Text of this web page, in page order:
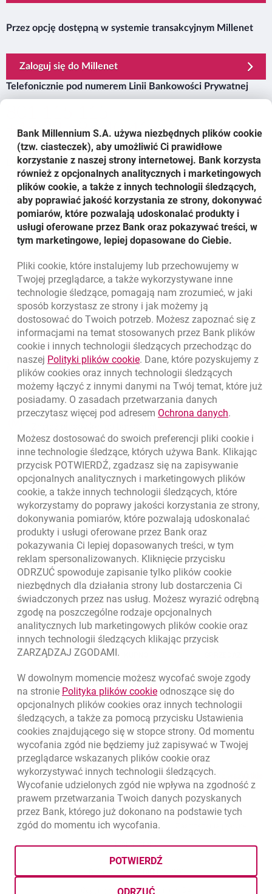
Przez opcję dostępną w systemie transakcyjnym Millenet
template.externalLink.desc
Zaloguj się do Millenet
Telefonicznie pod numerem Linii Bankowości Prywatnej
+48 22 598 40 41
Listownie na adres siedziby Banku
Bank Millennium SA
Wydział Relacji z Klientami
ul. Stanisława Żaryna 2A
02-593 Warszawa
template.externalLink.desc
Składanie i obsługa reklamacji w Banku Millennium S.A.
- informacje praktyczne
Nawigacja dolna
Zadzwoń do nas
801 115 115
+48 22 598 40 41 Migam
template.externalLink.desc
Napisz do nas
template.externalLink.desc
Oceń nas
Skontaktuj się ze Specjalistą
O banku
Kursy wymiany walut
Kursy wymiany walut, 7.08.2026, 12:53:25
WALUTA
EUR 4.1346 4.4568
USD 3.5711 3.8493
CHF 4.4312 4.7764
GBP 4.822 5.1978
7.08.2026, 12:53:25 Zobacz wszystkie
Odpowiedzialny biznes
Regulacje zewnętrzne
template.externalLink.desc
Ochrona danych Ustawieniacookies
template.externalLink.desc
Mapa strony
© Bank Millennium SA
Bank Millennium S.A. używa niezbędnych plików cookie
(tzw. ciasteczek), aby umożliwić Ci prawidłowe
korzystanie z naszej strony internetowej. Bank korzysta
również z opcjonalnych analitycznych i marketingowych
plików cookie, a także z innych technologii śledzących,
aby poprawiać jakość korzystania ze strony, dokonywać
pomiarów, które pozwalają udoskonalać produkty i
usługi oferowane przez Bank oraz pokazywać treści, w
tym marketingowe, lepiej dopasowane do Ciebie.
Pliki cookie, które instalujemy lub przechowujemy w
Twojej przeglądarce, a także wykorzystywane inne
technologie śledzące, pomagają nam zrozumieć, w jaki
sposób korzystasz ze strony i jak możemy ją
dostosować do Twoich potrzeb. Możesz zapoznać się z
informacjami na temat stosowanych przez Bank plików
cookie i innych technologii śledzących przechodząc do
naszej Polityki plików cookielink otwiera się w nowym oknie
. Dane, które pozyskujemy z
plików cookies oraz innych technologii śledzących
możemy łączyć z innymi danymi na Twój temat, które już
posiadamy. O zasadach przetwarzania danych
przeczytasz więcej pod adresem Ochrona danychlink
.
Możesz dostosować do swoich preferencji pliki cookie i
inne technologie śledzące, których używa Bank. Klikając
przycisk POTWIERDŹ, zgadzasz się na zapisywanie
opcjonalnych analitycznych i marketingowych plików
cookie, a także innych technologii śledzących, które
wykorzystamy do poprawy jakości korzystania ze strony,
dokonywania pomiarów, które pozwalają udoskonalać
produkty i usługi oferowane przez Bank oraz
pokazywania Ci lepiej dopasowanych treści, w tym
reklam spersonalizowanych. Kliknięcie przycisku
ODRZUĆ spowoduje zapisanie tylko plików cookie
niezbędnych dla działania strony lub dostarczenia Ci
świadczonych przez nas usług. Możesz wyrazić odrębną
zgodę na poszczególne rodzaje opcjonalnych
analitycznych lub marketingowych plików cookie oraz
innych technologii śledzących klikając przycisk
ZARZĄDZAJ ZGODAMI.
W dowolnym momencie możesz wycofać swoje zgody
na stronie Polityka plików cookielink otwiera się w nowym
odnoszące się do
opcjonalnych plików cookies oraz innych technologii
śledzących, a także za pomocą przycisku Ustawienia
cookies znajdującego się w stopce strony. Od momentu
wycofania zgód nie będziemy już zapisywać w Twojej
przeglądarce wskazanych plików cookie oraz
wykorzystywać innych technologii śledzących.
Wycofanie udzielonych zgód nie wpływa na zgodność z
prawem przetwarzania Twoich danych pozyskanych
przez Bank, którego już dokonano na podstawie tych
zgód do momentu ich wycofania.
ODRZUĆ
POTWIERDŹ